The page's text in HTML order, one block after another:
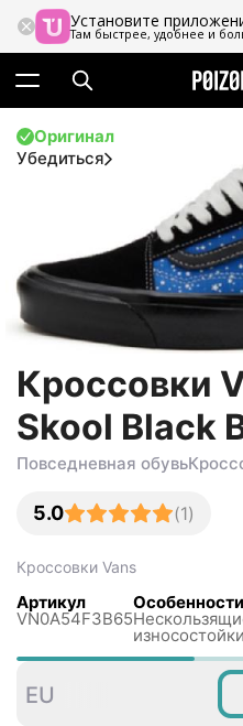
Установите
Там быстрее, удобнее и
Оригинал
Убедиться
Кроссовки
Skool Black
Повседневная обувь
5.0 (1)
Кроссовки Vans
Артикул
VN0A54F3B65
Особенности
EU